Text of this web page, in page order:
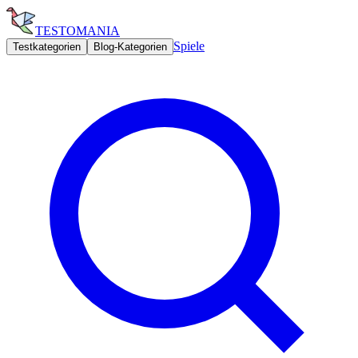
TESTOMANIA
Testkategorien Blog-Kategorien Spiele